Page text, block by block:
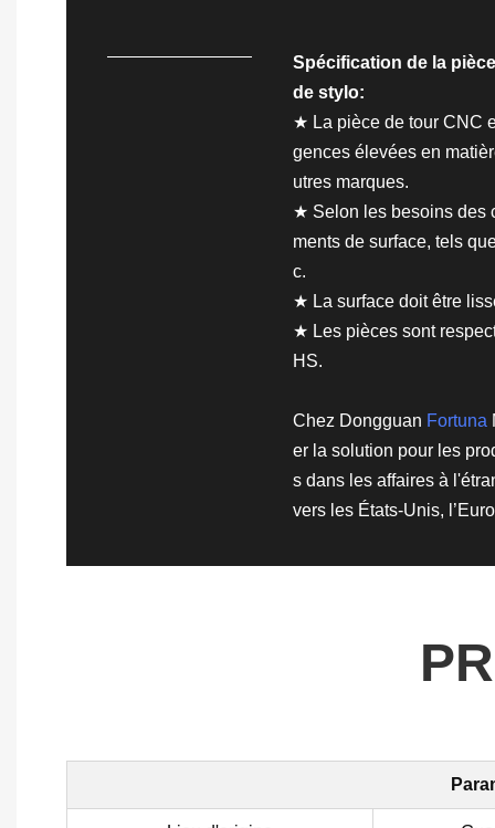
Spécification de la
de stylo:
★ La pièce de tour CNC
gences élevées en
utres marques.
★ Selon les besoins des
ments de surface, tels
c.
★ La surface doit être
★ Les pièces sont
HS.
Chez Dongguan Fortuna
er la solution pour les
s dans les affaires à
vers les États-Unis,